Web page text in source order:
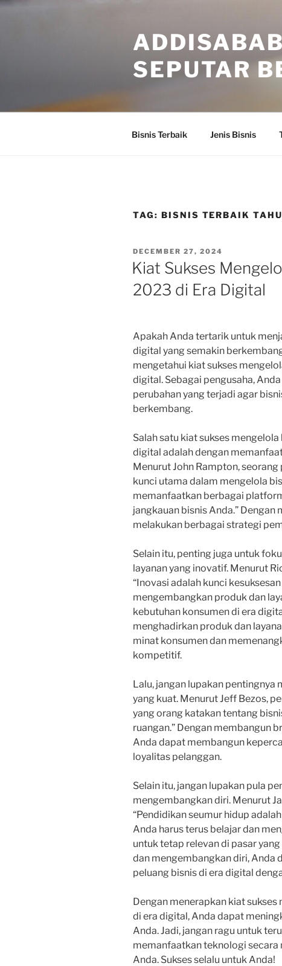
Skip
SEPUTAR
Bisnis Terbaik Jenis Bisnis
TAG: BISNIS TERBAIK
POSTED
ON
DECEMBER 27, 2024
Kiat Sukses
2023 di Era Digital
Apakah Anda tertarik untuk
digital yang semakin
mengetahui kiat sukses
digital. Sebagai pengusaha,
perubahan yang terjadi agar
berkembang.
Salah satu kiat sukses
digital adalah dengan
Menurut John Rampton, seorang
kunci utama dalam mengelola
memanfaatkan berbagai
jangkauan bisnis Anda.”
melakukan berbagai strategi
Selain itu, penting juga untuk
layanan yang inovatif. Menurut
“Inovasi adalah kunci
mengembangkan produk dan
kebutuhan konsumen di era
menghadirkan produk dan
minat konsumen dan
kompetitif.
Lalu, jangan lupakan pentingnya
yang kuat. Menurut Jeff Bezos,
yang orang katakan tentang
ruangan.” Dengan membangun
Anda dapat membangun
loyalitas pelanggan.
Selain itu, jangan lupakan pula
mengembangkan diri. Menurut
“Pendidikan seumur hidup
Anda harus terus belajar dan
untuk tetap relevan di pasar
dan mengembangkan diri, Anda
peluang bisnis di era digital
Dengan menerapkan kiat
di era digital, Anda dapat
Anda. Jadi, jangan ragu untuk
memanfaatkan teknologi
Anda. Sukses selalu untuk Anda!